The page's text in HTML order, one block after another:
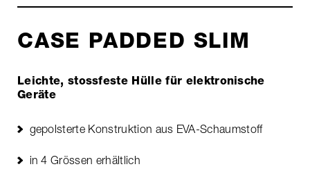
CASE PADDED SLIM
Leichte, stossfeste Hülle für elektronische
Geräte
gepolsterte Konstruktion aus EVA-Schaumstoff
in 4 Grössen erhältlich